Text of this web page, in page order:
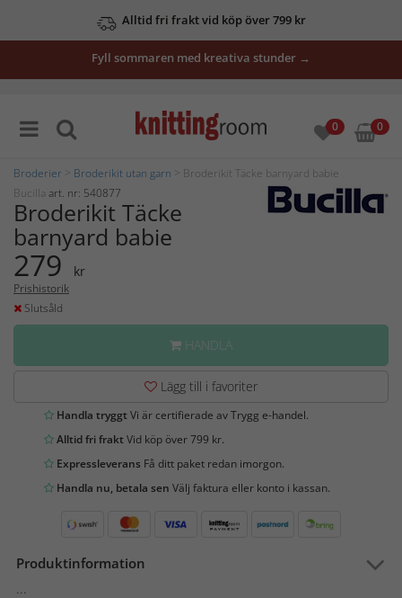
Alltid fri frakt vid köp över 799 kr
Fyll sommaren med kreativa stunder →
0 0
Broderier Broderikit utan garn > Broderikit Täcke barnyard babie
Bucilla art. nr: 540877
Broderikit Täcke
barnyard babie
279 kr
Prishistorik
Slutsåld
HANDLA
Lägg till i favoriter
Handla tryggtVi är certifierade av Trygg e-handel.
Alltid fri fraktVid köp över 799 kr.
Expressleverans Få ditt paket redan imorgon.
Handla nu, betala sen Välj faktura eller konto i kassan.
Produktinformation
...